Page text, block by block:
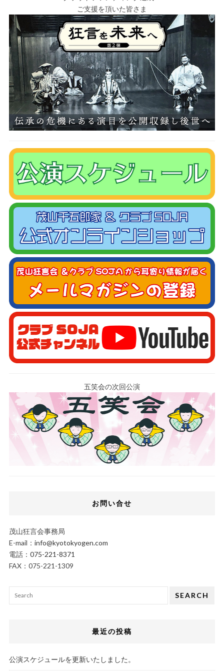
ご支援を頂いた皆さま
五笑会の次回公演
お問い合せ
茂山狂言会事務局
E-mail： info@kyotokyogen.com
電話： 075-221-8371
FAX：075-221-1309
SEARCH
最近の投稿
公演スケジュールを更新いたしました。